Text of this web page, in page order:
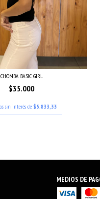
CHOMBA BASIC GIRL
$35.000
sin interés de $5.833,33
MEDIOS DE